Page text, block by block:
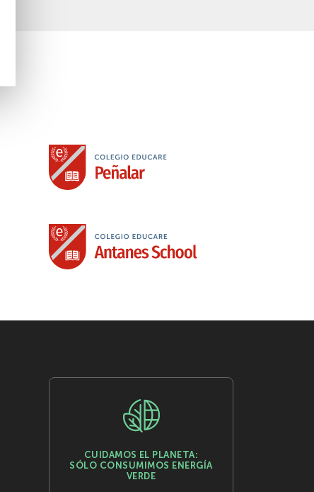
CUIDAMOS EL PLANETA:
SÓLO CONSUMIMOS ENERGÍA
VERDE